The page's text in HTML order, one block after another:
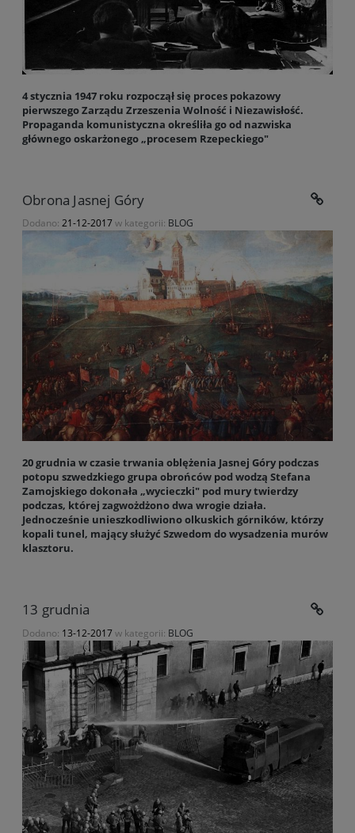
4 stycznia 1947 roku rozpoczął się proces pokazowy
pierwszego Zarządu Zrzeszenia Wolność i Niezawisłość.
Propaganda komunistyczna określiła go od nazwiska
głównego oskarżonego „procesem Rzepeckiego"
Obrona Jasnej Góry
Dodano: 21-12-2017w kategorii: BLOG
20 grudnia w czasie trwania oblężenia Jasnej Góry podczas
potopu szwedzkiego grupa obrońców pod wodzą Stefana
Zamojskiego dokonała „wycieczki" pod mury twierdzy
podczas, której zagwożdżono dwa wrogie działa.
Jednocześnie unieszkodliwiono olkuskich górników, którzy
kopali tunel, mający służyć Szwedom do wysadzenia murów
klasztoru.
13 grudnia
Dodano: 13-12-2017w kategorii: BLOG